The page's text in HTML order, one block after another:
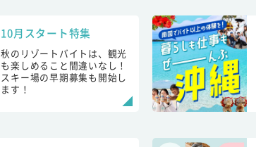
10月スタート特集
秋のリゾートバイトは、観光
も楽しめること間違いなし！
スキー場の早期募集も開始し
ます！